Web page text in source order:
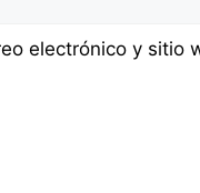
electrónico y sitio